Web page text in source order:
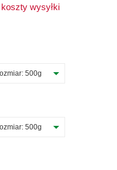
wysyłki
500g
500g